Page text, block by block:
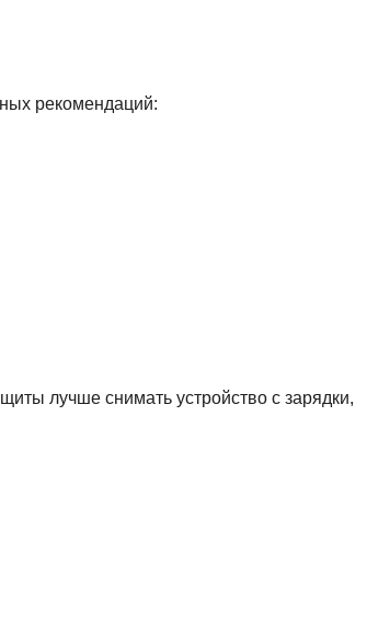
рекомендаций:
лучше снимать устройство с зарядки,